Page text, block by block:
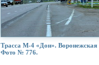
Трасса М-4 «Дон». Воронежская
Фото № 776.